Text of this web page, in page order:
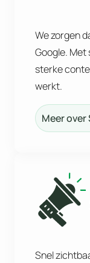
We zorgen
Google.
sterke
werkt.
Meer over
Snel